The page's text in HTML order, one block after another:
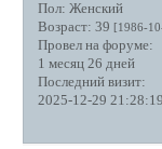
Пол: Женский
Возраст: 39 [1986-
Провел на форуме:
1 месяц 26 дней
Последний визит:
2025-12-29 21:28:19